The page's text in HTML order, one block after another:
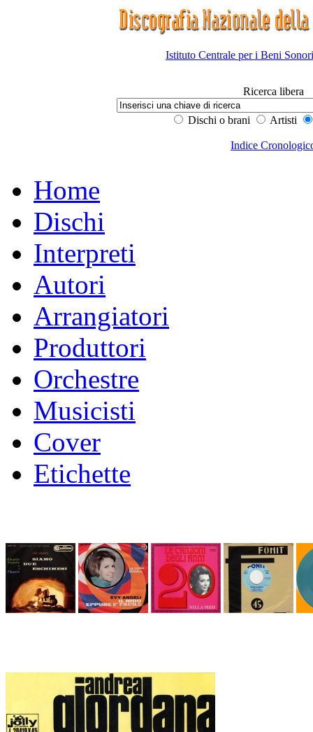
Istituto Centrale per i Beni
Ricerca libera
Dischi o brani Artisti
Indice
Home
Dischi
Interpreti
Autori
Arrangiatori
Produttori
Orchestre
Musicisti
Cover
Etichette